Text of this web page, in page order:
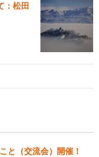
：松田
と（交流会）開催！